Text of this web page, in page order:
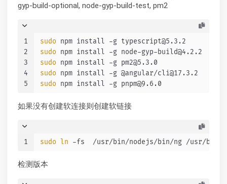
gyp-build-optional, node-gyp-build-test, pm2
1
2
3
4
5
sudo npm install -g typescript@5.3.2
sudo npm install -g node-gyp-build@4.2.2
sudo npm install -g pm2@5.3.0
sudo npm install -g @angular/cli@17.3.2
sudo npm install -g pnpm@9.6.0
如果没有创建软连接则创建软链接
1 sudo ln -fs  /usr/bin/nodejs/bin/ng /usr/bin/
检测版本